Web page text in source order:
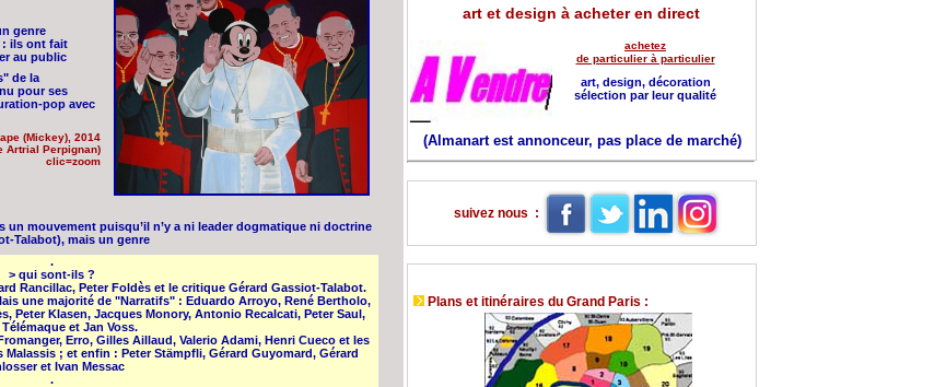
genre
: ils ont fait
au public
de la
pour ses
pop avec
(Mickey), 2014
Artrial Perpignan)
clic=zoom
un mouvement puisqu’il n’y a ni leader dogmatique ni doctrine
Talabot), mais un genre
.
> qui sont-ils ?
Rancillac, Peter Foldès et le critique Gérard Gassiot-Talabot.
une majorité de "Narratifs" : Eduardo Arroyo, René Bertholo,
Peter Klasen, Jacques Monory, Antonio Recalcati, Peter Saul,
Télémaque et Jan Voss.
Erro, Gilles Aillaud, Valerio Adami, Henri Cueco et les
; et enfin : Peter Stämpfli, Gérard Guyomard, Gérard
et Ivan Messac
.
art et design à acheter en direct
achetez
de particulier à particulier
art, design, décoration
sélection par leur qualité
(Almanart est annonceur, pas place de marché)
suivez nous :
Plans et itinéraires du Grand Paris :